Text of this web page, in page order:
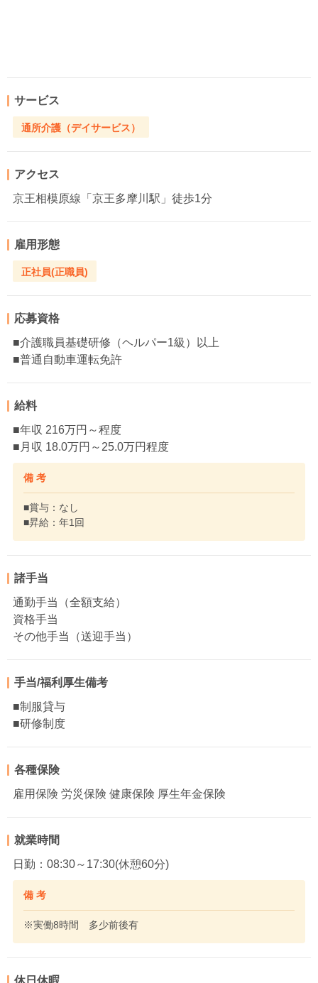
サービス
通所介護（デイサービス）
アクセス
京王相模原線「京王多摩川駅」徒歩1分
雇用形態
正社員(正職員)
応募資格
■介護職員基礎研修（ヘルパー1級）以上
■普通自動車運転免許
給料
■年収 216万円～程度
■月収 18.0万円～25.0万円程度
備 考
■賞与：なし
■昇給：年1回
諸手当
通勤手当（全額支給）
資格手当
その他手当（送迎手当）
手当/福利厚生備考
■制服貸与
■研修制度
各種保険
雇用保険 労災保険 健康保険 厚生年金保険
就業時間
日勤：08:30～17:30(休憩60分)
備 考
※実働8時間 多少前後有